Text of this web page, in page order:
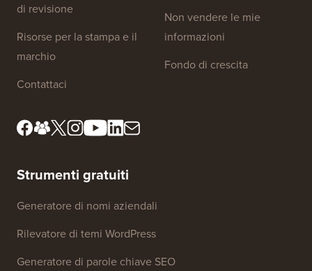
di revisione
Risorse per la stampa e il
marchio
Contattaci
Non vendere le mie
informazioni
Fondo di crescita
Strumenti gratuiti
Generatore di nomi aziendali
Rilevatore di temi WordPress
Generatore di parole chiave SEO